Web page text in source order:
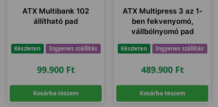
ATX Multibank 102
állítható pad
Készleten Ingyenes szállítás
99.900 Ft
Kosárba teszem
ATX Multipress 3 az 1-
ben fekvenyomó,
vállbólnyomó pad
Készleten Ingyenes szállítás
489.900 Ft
Kosárba teszem